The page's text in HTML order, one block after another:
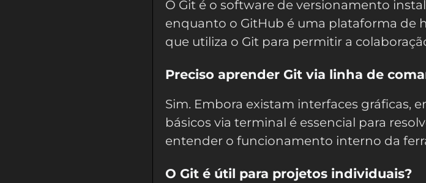
O Git é o software de versionamento
enquanto o GitHub é uma plataforma de
que utiliza o Git para permitir a
Preciso aprender Git via linha de
Sim. Embora existam interfaces gráficas,
básicos via terminal é essencial para
entender o funcionamento interno da
O Git é útil para projetos individuais?